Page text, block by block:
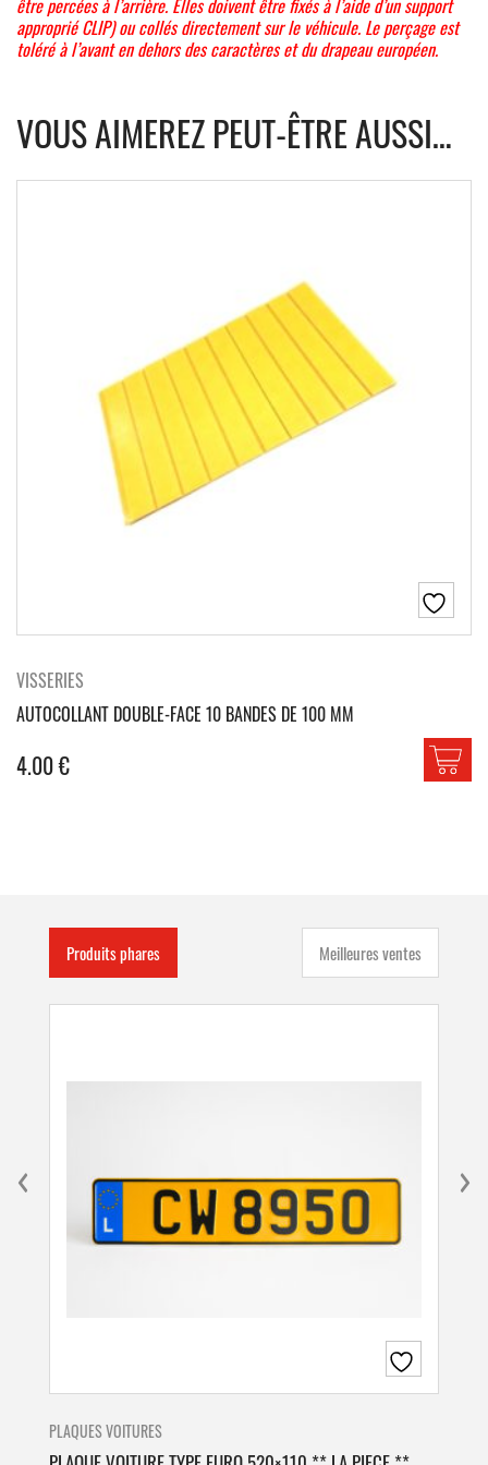
être percées à l’arrière. Elles doivent être fixés à l’aide d’un support
approprié CLIP) ou collés directement sur le véhicule. Le perçage est
toléré à l’avant en dehors des caractères et du drapeau européen.
VOUS AIMEREZ PEUT-ÊTRE AUSSI…
VISSERIES
AUTOCOLLANT DOUBLE-FACE 10 BANDES DE 100 MM
4.00€
Produits phares Meilleures ventes
PLAQUES VOITURES